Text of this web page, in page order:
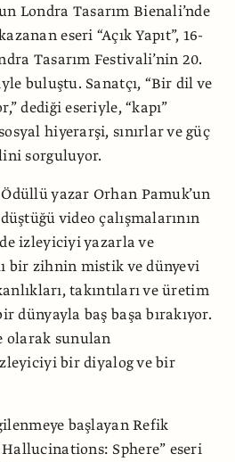
Londra Tasarım Bienali’nde
eseri “Açık Yapıt”, 16-
Tasarım Festivali’nin 20.
buluştu. Sanatçı, “Bir dil ve
dediği eseriyle, “kapı”
hiyerarşi, sınırlar ve güç
sorguluyor.
yazar Orhan Pamuk’un
video çalışmalarının
izleyiciyi yazarla ve
bir zihnin mistik ve dünyevi
takıntıları ve üretim
dünyayla baş başa bırakıyor.
olarak sunulan
bir diyalog ve bir
başlayan Refik
Sphere” eseri